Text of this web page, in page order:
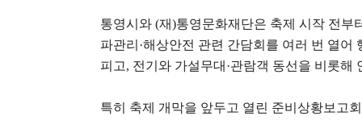
통영시와 (재)통영문화재단은 축제 시작 전부
파관리 ·해상안전 관련 간담회를 여러 번 열어
피고, 전기와 가설무대 ·관람객 동선을 비롯해
특히 축제 개막을 앞두고 열린 준비상황보고